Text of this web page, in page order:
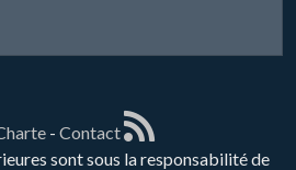
- Contact
sont sous la responsabilité de